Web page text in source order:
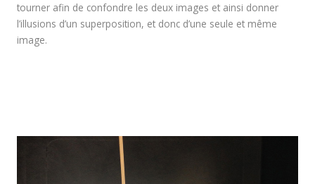
tourner afin de confondre les deux images et ainsi donner
l’illusions d’un superposition, et donc d’une seule et même
image.